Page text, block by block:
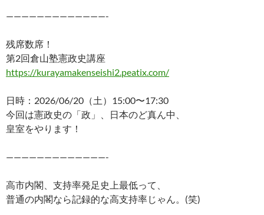
o
—————————————-
残席数席！
第2回倉山塾憲政史講座
https://kurayamakenseishi2.peatix.com/
日時：2026/06/20（土）15:00〜17:30
今回は憲政史の「政」、日本のど真ん中、
皇室をやります！
—————————————-
高市内閣、支持率発足史上最低って、
普通の内閣なら記録的な高支持率じゃん。(笑)